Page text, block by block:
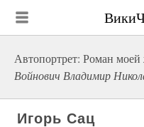
Автопортрет: Роман
Войнович Владимир
Игорь Сац